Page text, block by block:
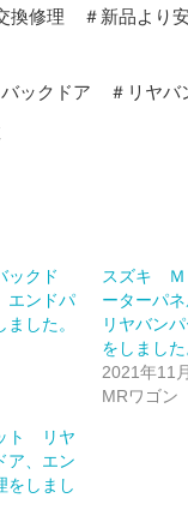
修理 ＃新品より
ックドア ＃リヤ
クド
エンドパ
した。
スズキ Ｍ
ーターパネ
リヤバン
をしました
2021年11
MRワゴン
ト リヤ
ア、エン
をしまし